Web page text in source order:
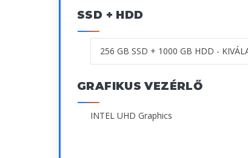
SSD + HDD
GRAFIKUS VEZÉRLŐ
INTEL UHD Graphics